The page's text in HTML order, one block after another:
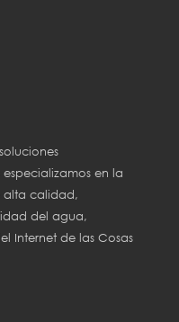
en la
alta calidad,
del agua,
Internet de las Cosas